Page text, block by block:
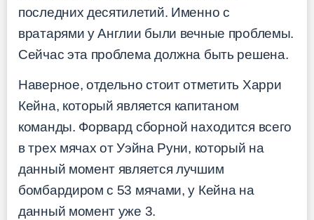
последних десятилетий. Именно с
вратарями у Англии были вечные проблемы.
Сейчас эта проблема должна быть решена.
Наверное, отдельно стоит отметить Харри
Кейна, который является капитаном
команды. Форвард сборной находится всего
в трех мячах от Уэйна Руни, который на
данный момент является лучшим
бомбардиром с 53 мячами, у Кейна на
данный момент уже 3.